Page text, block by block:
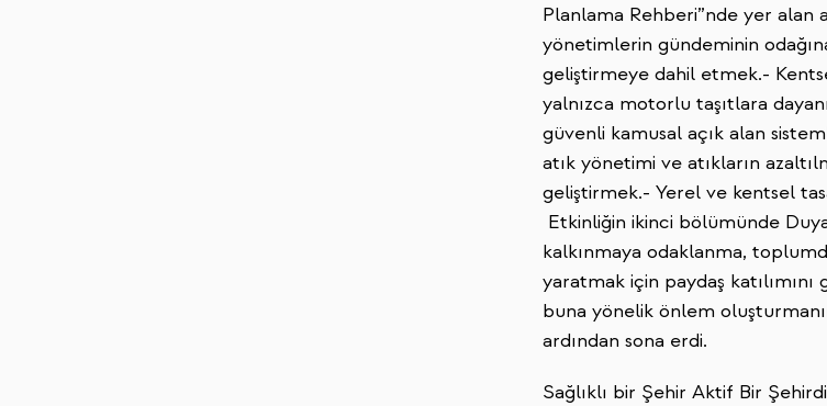
Planlama Rehberi”nde yer alan
yönetimlerin gündeminin
geliştirmeye dahil etmek.-
yalnızca motorlu taşıtlara
güvenli kamusal açık alan
atık yönetimi ve atıkların
geliştirmek.- Yerel ve kentsel
Etkinliğin ikinci bölümünde
kalkınmaya odaklanma,
yaratmak için paydaş
buna yönelik önlem
ardından sona erdi.
Sağlıklı bir Şehir Aktif Bir